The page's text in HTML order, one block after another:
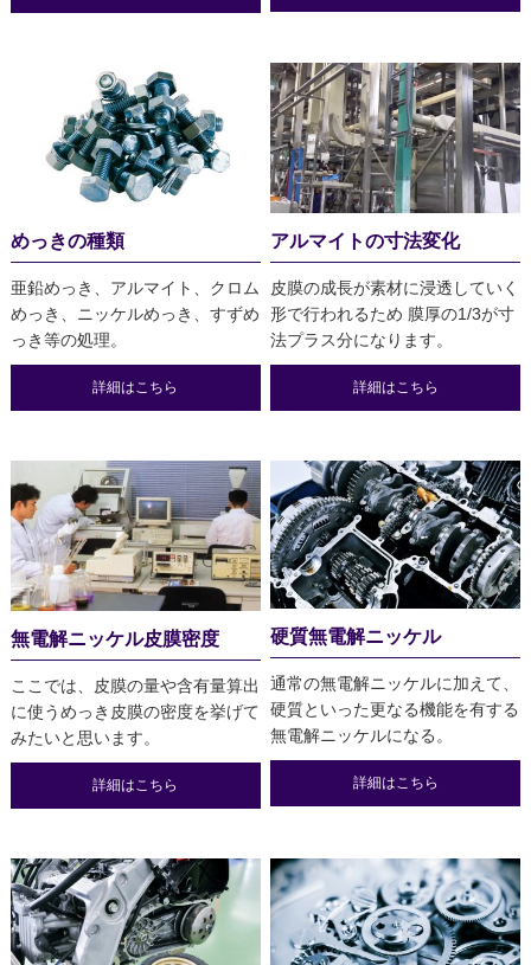
めっきの種類
亜鉛めっき、アルマイト、クロム
めっき、ニッケルめっき、すずめ
っき等の処理。
詳細はこちら
アルマイトの寸法変化
皮膜の成長が素材に浸透していく
形で行われるため 膜厚の1/3が寸
法プラス分になります。
詳細はこちら
無電解ニッケル皮膜密度
ここでは、皮膜の量や含有量算出
に使うめっき皮膜の密度を挙げて
みたいと思います。
詳細はこちら
硬質無電解ニッケル
通常の無電解ニッケルに加えて、
硬質といった更なる機能を有する
無電解ニッケルになる。
詳細はこちら